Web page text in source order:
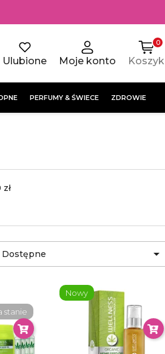
Koszyk
0
Moje konto
Ulubione
PERFUMY & ŚWIECE ZDROWIE
Dostępne 
stanie
Nowy